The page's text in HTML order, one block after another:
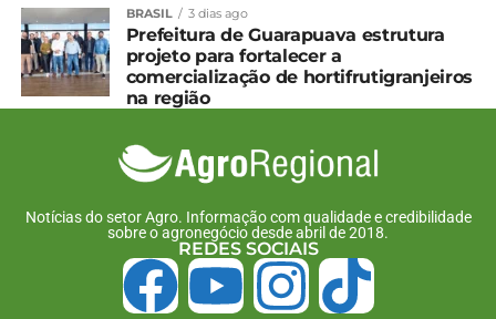
BRASIL 3 dias ago
Prefeitura de Guarapuava estrutura
projeto para fortalecer a
comercialização de hortifrutigranjeiros
na região
Notícias do setor Agro. Informação com qualidade e credibilidade
sobre o agronegócio desde abril de 2018.
REDES SOCIAIS